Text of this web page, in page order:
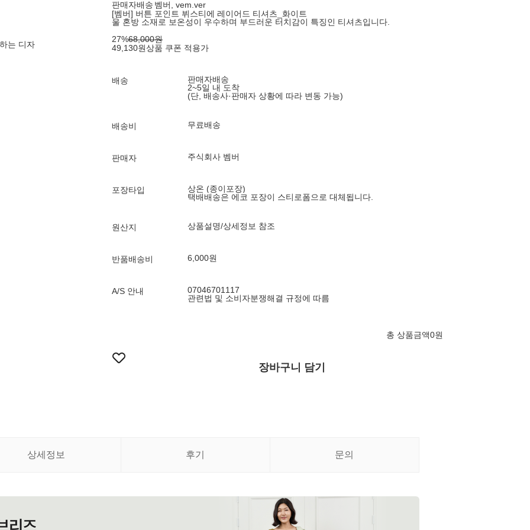
는 디자
판매자배송 벰버, vem.ver
[벰버] 버튼 포인트 뷔스티에 레이어드 티셔츠_화이트
울 혼방 소재로 보온성이 우수하며 부드러운 터치감이 특징인 티셔츠입니다.
27%68,000원
49,130원상품 쿠폰 적용가
배송
판매자배송
2~5일 내 도착
(단, 배송사·판매자 상황에 따라 변동 가능)
배송비 무료배송
판매자 주식회사 벰버
포장타입
상온 (종이포장)
택배배송은 에코 포장이 스티로폼으로 대체됩니다.
원산지 상품설명/상세정보 참조
반품배송비 6,000원
A/S 안내
07046701117
관련법 및 소비자분쟁해결 규정에 따름
총 상품금액0원
장바구니 담기
상세정보 후기 문의